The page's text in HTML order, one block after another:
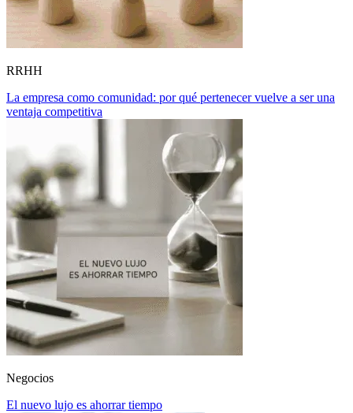
RRHH
La empresa como comunidad: por qué pertenecer vuelve a ser una
ventaja competitiva
Negocios
El nuevo lujo es ahorrar tiempo